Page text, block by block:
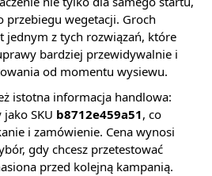
przebiegu wegetacji. Groch
jednym z tych rozwiązań, które
bardziej przewidywalnie i
od momentu wysiewu.
istotna informacja handlowa:
SKU b8712e459a51, co
i zamówienie. Cena wynosi
gdy chcesz przetestować
przed kolejną kampanią.